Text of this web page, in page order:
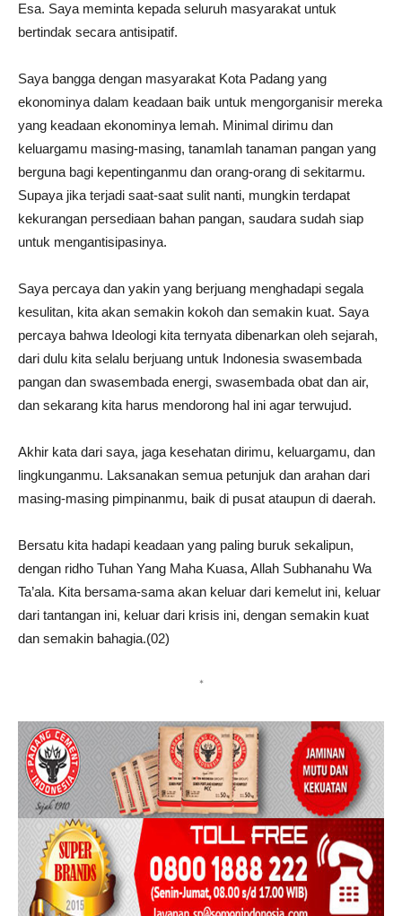
Esa. Saya meminta kepada seluruh masyarakat untuk
bertindak secara antisipatif.
Saya bangga dengan masyarakat Kota Padang yang
ekonominya dalam keadaan baik untuk mengorganisir mereka
yang keadaan ekonominya lemah. Minimal dirimu dan
keluargamu masing-masing, tanamlah tanaman pangan yang
berguna bagi kepentinganmu dan orang-orang di sekitarmu.
Supaya jika terjadi saat-saat sulit nanti, mungkin terdapat
kekurangan persediaan bahan pangan, saudara sudah siap
untuk mengantisipasinya.
Saya percaya dan yakin yang berjuang menghadapi segala
kesulitan, kita akan semakin kokoh dan semakin kuat. Saya
percaya bahwa Ideologi kita ternyata dibenarkan oleh sejarah,
dari dulu kita selalu berjuang untuk Indonesia swasembada
pangan dan swasembada energi, swasembada obat dan air,
dan sekarang kita harus mendorong hal ini agar terwujud.
Akhir kata dari saya, jaga kesehatan dirimu, keluargamu, dan
lingkunganmu. Laksanakan semua petunjuk dan arahan dari
masing-masing pimpinanmu, baik di pusat ataupun di daerah.
Bersatu kita hadapi keadaan yang paling buruk sekalipun,
dengan ridho Tuhan Yang Maha Kuasa, Allah Subhanahu Wa
Ta’ala. Kita bersama-sama akan keluar dari kemelut ini, keluar
dari tantangan ini, keluar dari krisis ini, dengan semakin kuat
dan semakin bahagia.(02)
*